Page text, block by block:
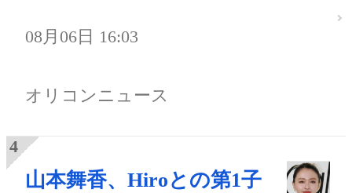
08月06日 16:03
オリコンニュース
山本舞香、Hiroとの第1子